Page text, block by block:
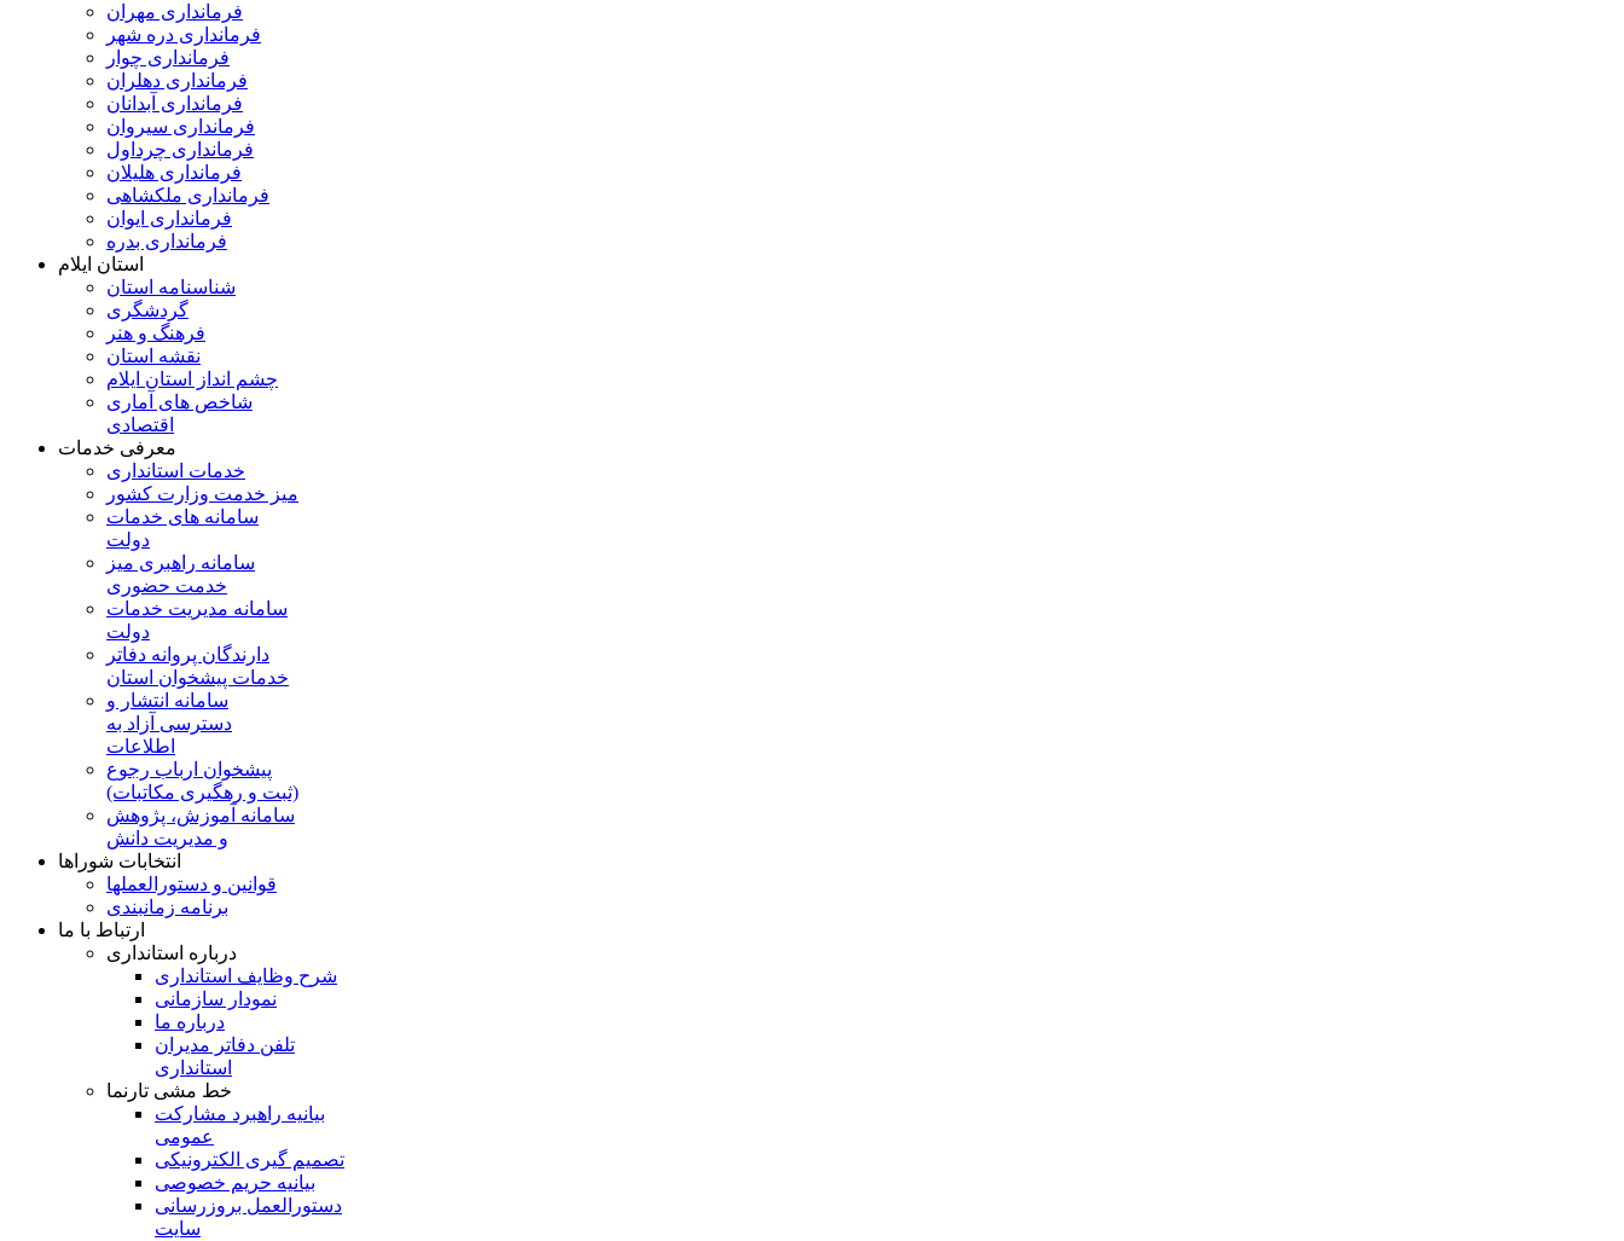
فرمانداری مهران
فرمانداری دره شهر
فرمانداری چوار
فرمانداری دهلران
فرمانداری آبدانان
فرمانداری سیروان
فرمانداری چرداول
فرمانداری هلیلان
فرمانداری ملکشاهی
فرمانداری ایوان
فرمانداری بدره
استان ایلام
شناسنامه استان
گردشگری
فرهنگ و هنر
نقشه استان
چشم انداز استان ایلام
شاخص های آماری
اقتصادی
معرفی خدمات
خدمات استانداری
میز خدمت وزارت کشور
سامانه های خدمات
دولت
سامانه راهبری میز
خدمت حضوری
سامانه مدیریت خدمات
دولت
دارندگان پروانه دفاتر
خدمات پیشخوان استان
سامانه انتشار و
دسترسی آزاد به
اطلاعات
پیشخوان ارباب رجوع
(ثبت و رهگیری مکاتبات)
سامانه آموزش، پژوهش
و مدیریت دانش
انتخابات شوراها
قوانین و دستورالعملها
برنامه زمانبندی
ارتباط با ما
درباره استانداری
شرح وظایف استانداری
نمودار سازمانی
درباره ما
تلفن دفاتر مدیران
استانداری
خط مشی تارنما
بیانیه راهبرد مشارکت
عمومی
تصمیم گیری الکترونیکی
بیانیه حریم خصوصی
دستورالعمل بروزرسانی
سایت